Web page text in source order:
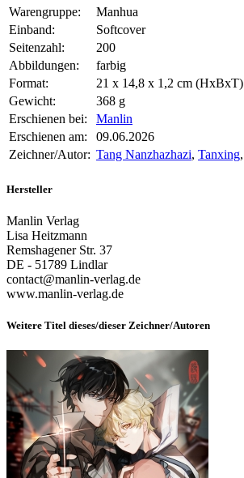
Warengruppe:
Manhua
Einband:
Softcover
Seitenzahl:
200
Abbildungen:
farbig
Format:
21 x 14,8 x 1,2 cm (HxBxT)
Gewicht:
368 g
Erschienen bei:
Manlin
Erschienen am:
09.06.2026
Zeichner/Autor: Tang Nanzhazhazi, Tanxing,
Hersteller
Manlin Verlag
Lisa Heitzmann
Remshagener Str. 37
DE - 51789 Lindlar
contact@manlin-verlag.de
www.manlin-verlag.de
Weitere Titel dieses/dieser Zeichner/Autoren